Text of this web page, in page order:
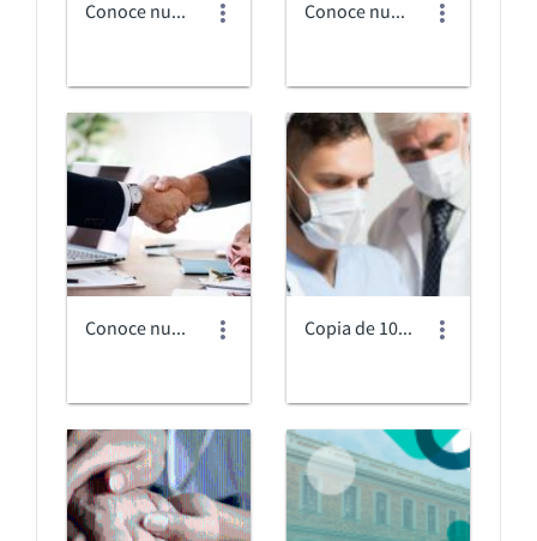
Conoce nuestras alianzas internacionales.jpg Conoce nuestras alianzas internacionales_low.jpeg
Conoce nuestras alianzas internacionalespesada.jpg Copia de 10.jpg